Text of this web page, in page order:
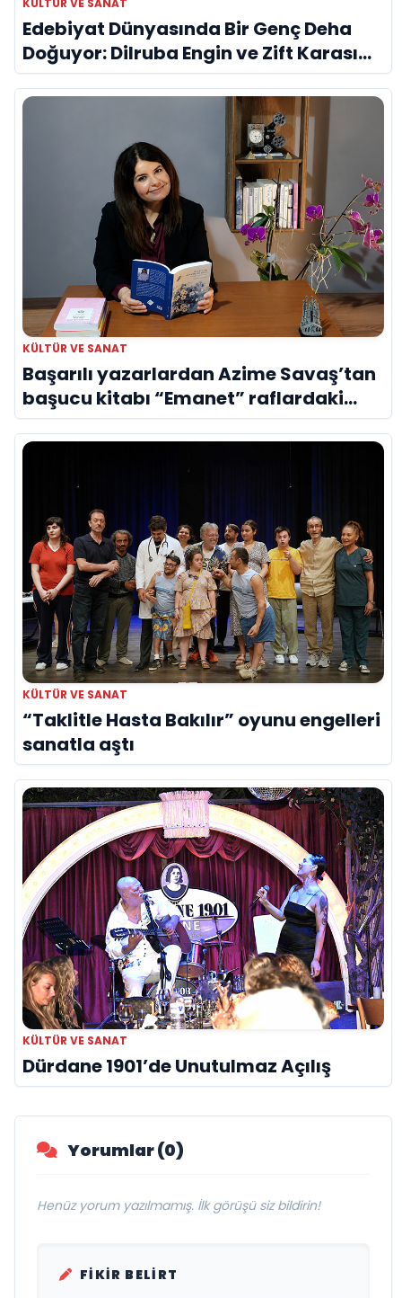
Edebiyat Dünyasında Bir Genç Deha
Doğuyor: Dilruba Engin ve Zift Karası
Evreni ‘AVENOİR’
KÜLTÜR VE SANAT
Başarılı yazarlardan Azime Savaş’tan
başucu kitabı “Emanet” raflardaki
yerini aldı
KÜLTÜR VE SANAT
“Taklitle Hasta Bakılır” oyunu engelleri
sanatla aştı
KÜLTÜR VE SANAT
Dürdane 1901’de Unutulmaz Açılış
Yorumlar (0)
Henüz yorum yazılmamış. İlk görüşü siz bildirin!
FIKIR BELIRT